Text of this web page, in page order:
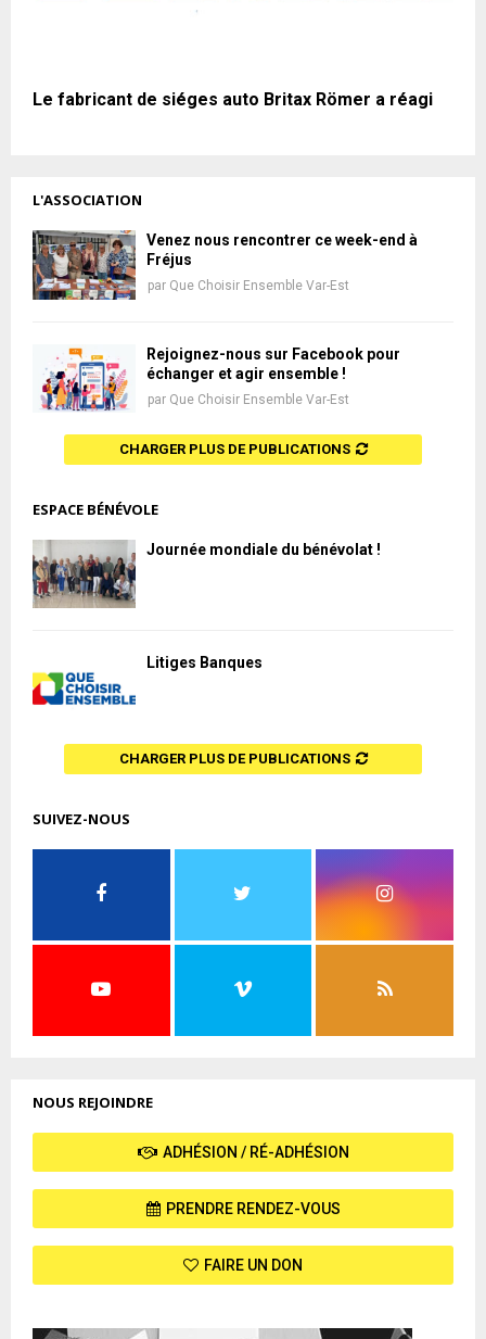
Le fabricant de siéges auto Britax Römer a réagi
L'ASSOCIATION
Venez nous rencontrer ce week-end à
Fréjus
par Que Choisir Ensemble Var-Est
Rejoignez-nous sur Facebook pour
échanger et agir ensemble !
par Que Choisir Ensemble Var-Est
CHARGER PLUS DE PUBLICATIONS
ESPACE BÉNÉVOLE
Journée mondiale du bénévolat !
Litiges Banques
CHARGER PLUS DE PUBLICATIONS
SUIVEZ-NOUS
NOUS REJOINDRE
ADHÉSION / RÉ-ADHÉSION
PRENDRE RENDEZ-VOUS
FAIRE UN DON